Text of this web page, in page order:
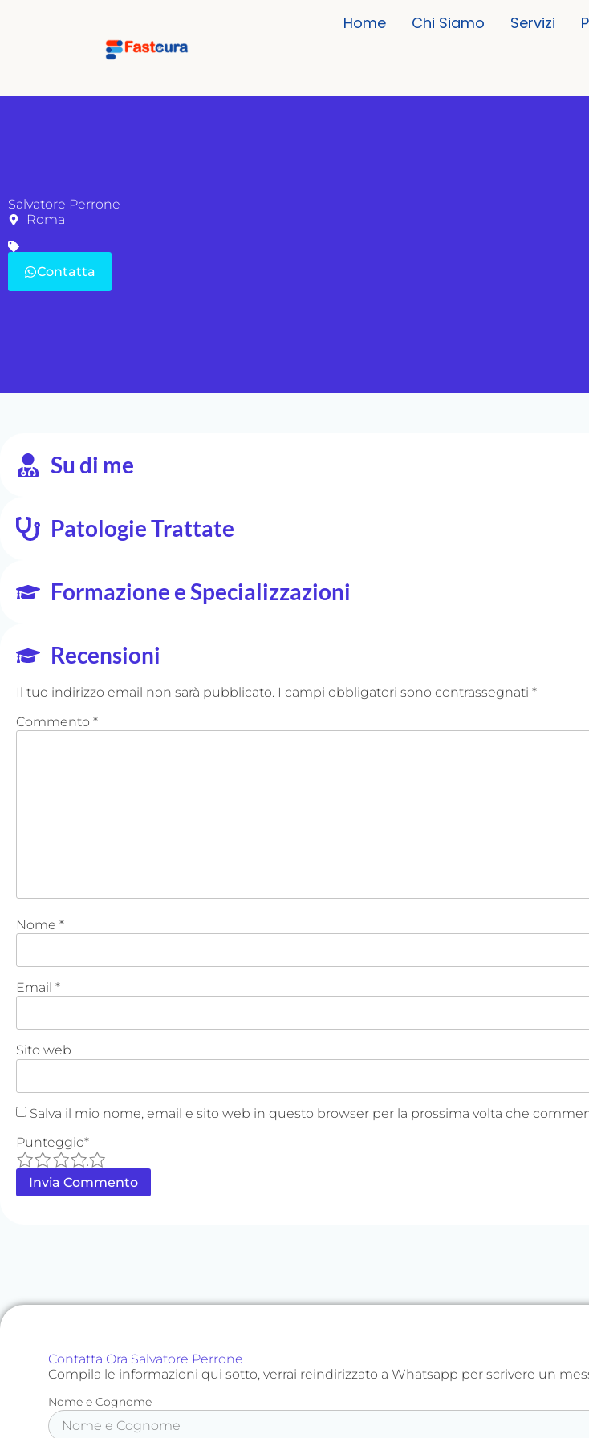
Home Chi Siamo Servizi
Salvatore Perrone
Roma
Contatta
Su di me
Patologie Trattate
Formazione e Specializzazioni
Recensioni
Il tuo indirizzo email non sarà pubblicato. I campi obbligatori sono contrassegnati *
Commento *
Nome *
Email *
Sito web
Salva il mio nome, email e sito web in questo browser per la prossima volta che
Punteggio*
4
3
2
1
Contatta Ora Salvatore Perrone
Compila le informazioni qui sotto, verrai reindirizzato a Whatsapp per scrivere un
Nome e Cognome